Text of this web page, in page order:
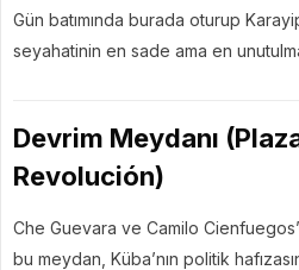
Gün batımında burada oturup
seyahatinin en sade ama en
Devrim Meydanı
Revolución)
Che Guevara ve Camilo
bu meydan, Küba’nın politik